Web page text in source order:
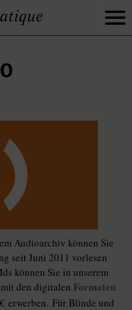
Audioarchiv können Sie
seit Juni 2011 vorlesen
können Sie in unserem
den digitalen Formaten
erwerben. Für Blinde und